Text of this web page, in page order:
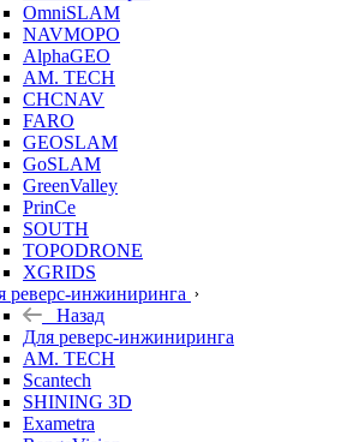
OmniSLAM
NAVMOPO
AlphaGEO
AM. TECH
CHCNAV
FARO
GEOSLAM
GoSLAM
GreenValley
PrinCe
SOUTH
TOPODRONE
XGRIDS
реверс-инжиниринга
Назад
Для реверс-инжиниринга
AM. TECH
Scantech
SHINING 3D
Exametra